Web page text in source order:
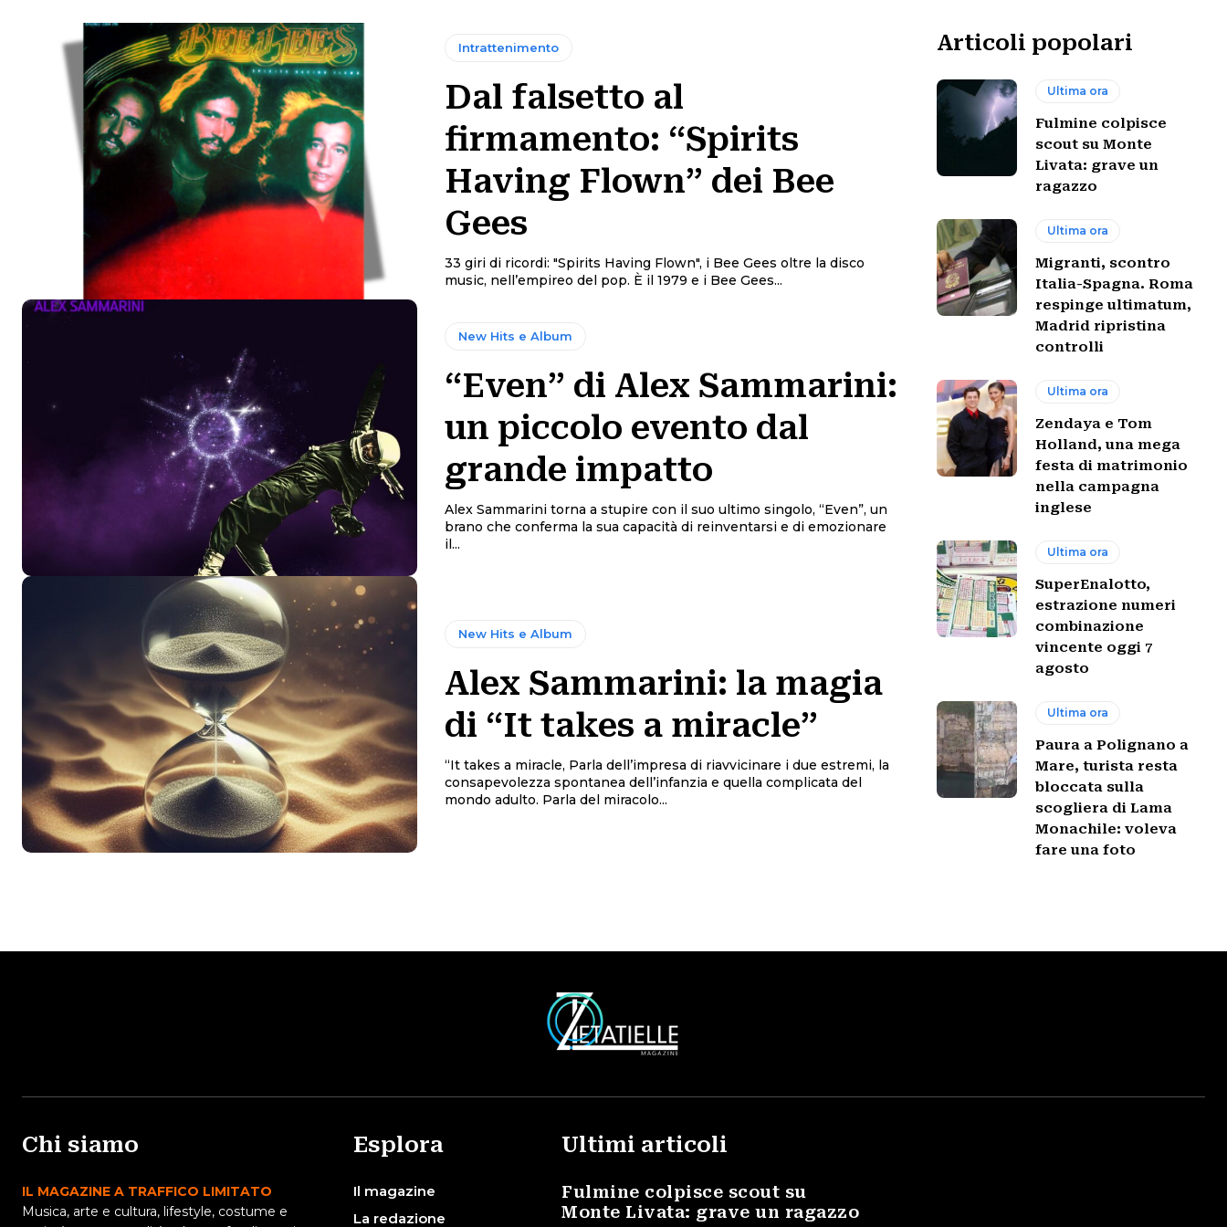
Intrattenimento
Dal falsetto al
firmamento: “Spirits
Having Flown” dei Bee
Gees
33 giri di ricordi: "Spirits Having Flown", i Bee Gees oltre la disco
music, nell’empireo del pop. È il 1979 e i Bee Gees...
New Hits e Album
“Even” di Alex Sammarini:
un piccolo evento dal
grande impatto
Alex Sammarini torna a stupire con il suo ultimo singolo, “Even”, un
brano che conferma la sua capacità di reinventarsi e di emozionare
il...
New Hits e Album
Alex Sammarini: la magia
di “It takes a miracle”
“It takes a miracle, Parla dell’impresa di riavvicinare i due estremi, la
consapevolezza spontanea dell’infanzia e quella complicata del
mondo adulto. Parla del miracolo...
Articoli popolari
Ultima ora
Fulmine colpisce
scout su Monte
Livata: grave un
ragazzo
Ultima ora
Migranti, scontro
Italia-Spagna. Roma
respinge ultimatum,
Madrid ripristina
controlli
Ultima ora
Zendaya e Tom
Holland, una mega
festa di matrimonio
nella campagna
inglese
Ultima ora
SuperEnalotto,
estrazione numeri
combinazione
vincente oggi 7
agosto
Ultima ora
Paura a Polignano a
Mare, turista resta
bloccata sulla
scogliera di Lama
Monachile: voleva
fare una foto
Chi siamo
IL MAGAZINE A TRAFFICO LIMITATO
Musica, arte e cultura, lifestyle, costume e
Esplora
Il magazine
La redazione
Ultimi articoli
Fulmine colpisce scout su
Monte Livata: grave un ragazzo